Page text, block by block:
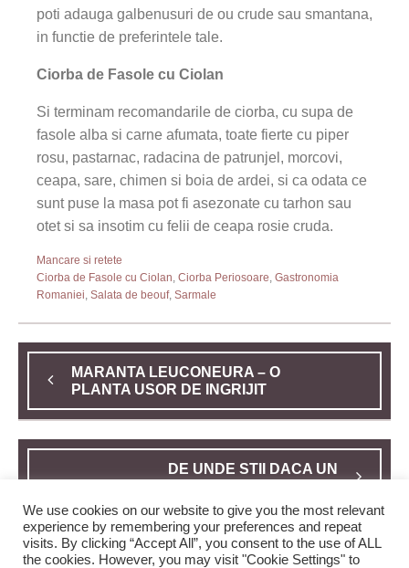
poti adauga galbenusuri de ou crude sau smantana,
in functie de preferintele tale.
Ciorba de Fasole cu Ciolan
Si terminam recomandarile de ciorba, cu supa de
fasole alba si carne afumata, toate fierte cu piper
rosu, pastarnac, radacina de patrunjel, morcovi,
ceapa, sare, chimen si boia de ardei, si ca odata ce
sunt puse la masa pot fi asezonate cu tarhon sau
otet si sa insotim cu felii de ceapa rosie cruda.
Mancare si retete
Ciorba de Fasole cu Ciolan Ciorba Periosoare Gastronomia
Romaniei Salata de beouf, Sarmale
MARANTA LEUCONEURA – O
PLANTA USOR DE INGRIJIT
DE UNDE STII DACA UN
We use cookies on our website to give you the most relevant
experience by remembering your preferences and repeat
visits. By clicking “Accept All”, you consent to the use of ALL
the cookies. However, you may visit "Cookie Settings" to